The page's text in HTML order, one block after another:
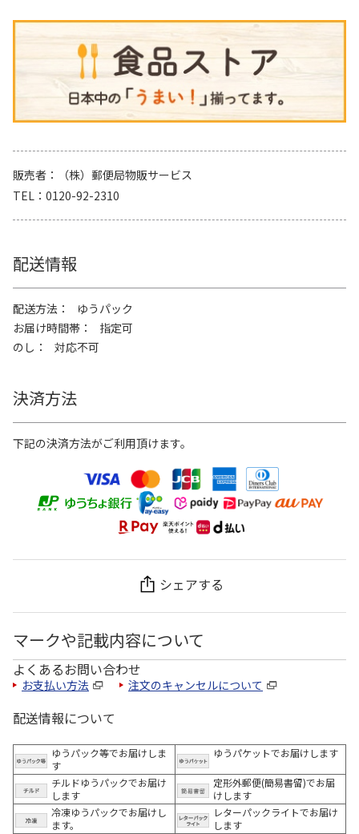
販売者
（株）郵便局物販サービス
TEL
0120-92-2310
配送情報
配送方法
ゆうパック
お届け時間帯
指定可
のし
対応不可
決済方法
下記の決済方法がご利用頂けます。
シェアする
マークや記載内容について
よくあるお問い合わせ
お支払い方法 注文のキャンセルについて
配送情報について
ゆうパック等でお届けしま
す
ゆうパケットでお届けします
チルドゆうパックでお届け
します
定形外郵便(簡易書留)でお届
けします
冷凍ゆうパックでお届けし
ます。
レターパックライトでお届け
します